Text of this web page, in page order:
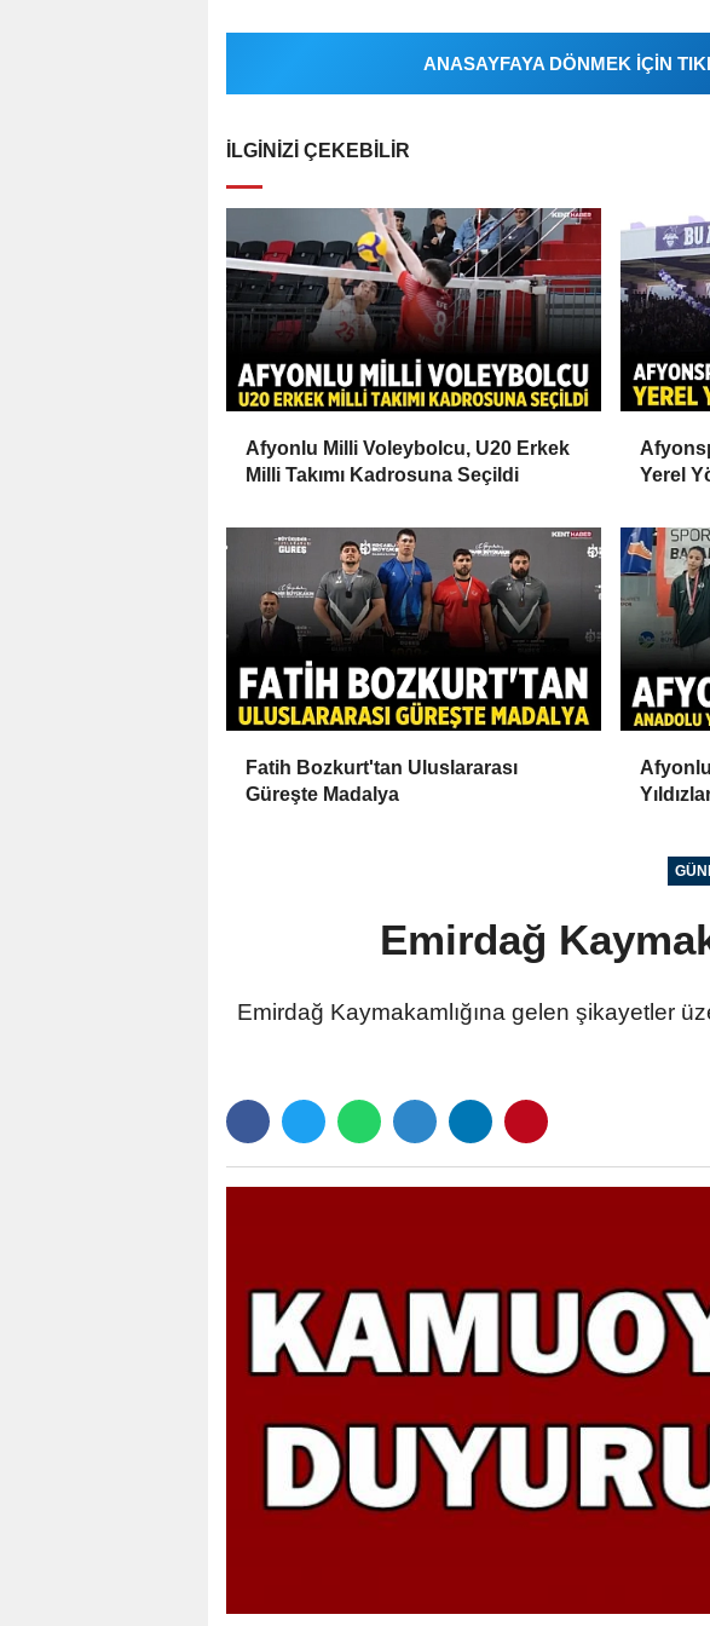
ANASAYFAYA DÖNMEK İÇİN
İLGINIZI ÇEKEBILIR
Afyonlu Milli Voleybolcu, U20 Erkek
Milli Takımı Kadrosuna Seçildi
Yerel
Fatih Bozkurt'tan Uluslararası
Güreşte Madalya
Emirdağ
Emirdağ Kaymakamlığına gelen şikayetler